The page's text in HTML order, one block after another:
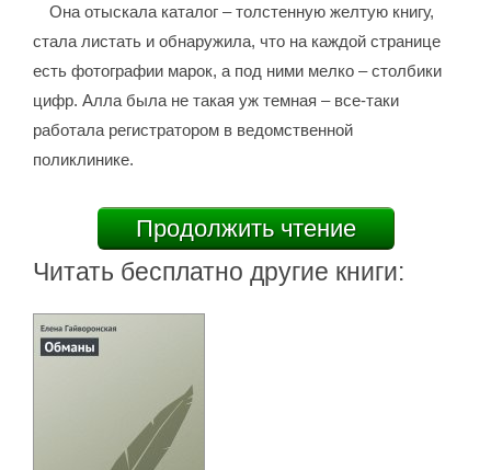
Она отыскала каталог – толстенную желтую книгу,
стала листать и обнаружила, что на каждой странице
есть фотографии марок, а под ними мелко – столбики
цифр. Алла была не такая уж темная – все-таки
работала регистратором в ведомственной
поликлинике.
Продолжить чтение
Читать бесплатно другие книги: